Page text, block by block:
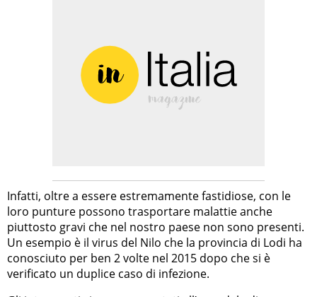
Infatti, oltre a essere estremamente fastidiose, con le
loro punture possono trasportare malattie anche
piuttosto gravi che nel nostro paese non sono presenti.
Un esempio è il virus del Nilo che la provincia di Lodi ha
conosciuto per ben 2 volte nel 2015 dopo che si è
verificato un duplice caso di infezione.